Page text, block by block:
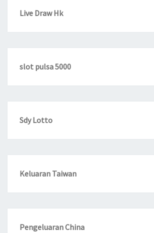
Live Draw Hk
slot pulsa 5000
Sdy Lotto
Keluaran Taiwan
Pengeluaran China